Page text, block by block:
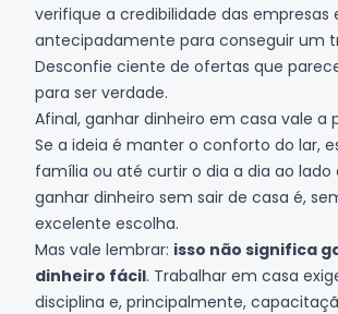
verifique a credibilidade das empresas
antecipadamente para conseguir um
Desconfie ciente de ofertas que
para ser verdade.
Afinal, ganhar dinheiro em casa vale a
Se a ideia é manter o conforto do lar,
família ou até curtir o dia a dia ao lado
ganhar dinheiro sem sair de casa é,
excelente escolha.
Mas vale lembrar: isso não significa
dinheiro fácil. Trabalhar em casa
disciplina e, principalmente,